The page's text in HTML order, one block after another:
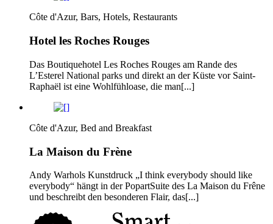
Côte d'Azur, Bars, Hotels, Restaurants
Hotel les Roches Rouges
Das Boutiquehotel Les Roches Rouges am Rande des
L’Esterel ­National­ parks und direkt an der Küste vor Saint­
Raphaël ist eine Wohlfühloase, die man[...]
Côte d'Azur, Bed and Breakfast
La Maison du Frène
Andy Warhols Kunstdruck „I think everybody should like
everybody“ hängt in der Popart­Suite des La Maison du Frêne
und beschreibt den besonderen Flair, das[...]